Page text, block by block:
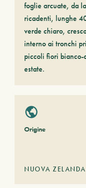
foglie arcuate, da
ricadenti, lunghe
verde chiaro,
interno ai tronchi
piccoli fiori
estate.
Origine
NUOVA ZELANDA